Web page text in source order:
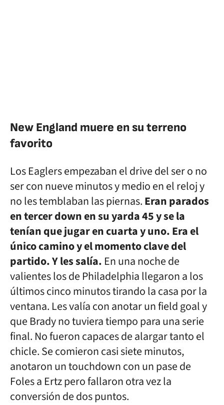
New England muere en su terreno
favorito
Los Eaglers empezaban el drive del ser o no
ser con nueve minutos y medio en el reloj y
no les temblaban las piernas.Eran parados
en tercer down en su yarda 45 y se la
tenían que jugar en cuarta y uno. Era el
único camino y el momento clave del
partido. Y les salía. En una noche de
valientes los de Philadelphia llegaron a los
últimos cinco minutos tirando la casa por la
ventana. Les valía con anotar un field goal y
que Brady no tuviera tiempo para una serie
final. No fueron capaces de alargar tanto el
chicle. Se comieron casi siete minutos,
anotaron un touchdown con un pase de
Foles a Ertz pero fallaron otra vez la
conversión de dos puntos.